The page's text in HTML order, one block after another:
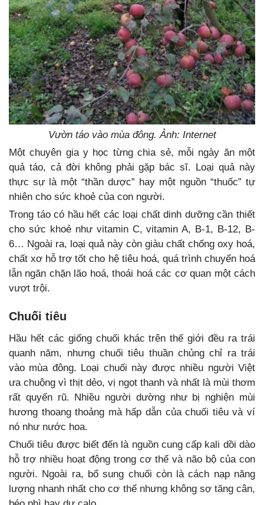
Vườn táo vào mùa đông. Ảnh: Internet
Một chuyên gia y học từng chia sẻ, mỗi ngày ăn một
quả táo, cả đời không phải gặp bác sĩ. Loại quả này
thực sự là một “thần dược” hay một nguồn “thuốc” tự
nhiên cho sức khoẻ của con người.
Trong táo có hầu hết các loại chất dinh dưỡng cần thiết
cho sức khoẻ như vitamin C, vitamin A, B-1, B-12, B-
6… Ngoài ra, loại quả này còn giàu chất chống oxy hoá,
chất xơ hỗ trợ tốt cho hệ tiêu hoá, quá trình chuyển hoá
lẫn ngăn chặn lão hoá, thoái hoá các cơ quan một cách
vượt trội.
Chuối tiêu
Hầu hết các giống chuối khác trên thế giới đều ra trái
quanh năm, nhưng chuối tiêu thuần chủng chỉ ra trái
vào mùa đông. Loại chuối này được nhiều người Việt
ưa chuộng vì thịt dẻo, vị ngọt thanh và nhất là mùi thơm
rất quyến rũ. Nhiều người dường như bị nghiện mùi
hương thoang thoảng mà hấp dẫn của chuối tiêu và ví
nó như nước hoa.
Chuối tiêu được biết đến là nguồn cung cấp kali dồi dào
hỗ trợ nhiều hoạt động trong cơ thể và não bộ của con
người. Ngoài ra, bổ sung chuối còn là cách nạp năng
lượng nhanh nhất cho cơ thể nhưng không sợ tăng cân,